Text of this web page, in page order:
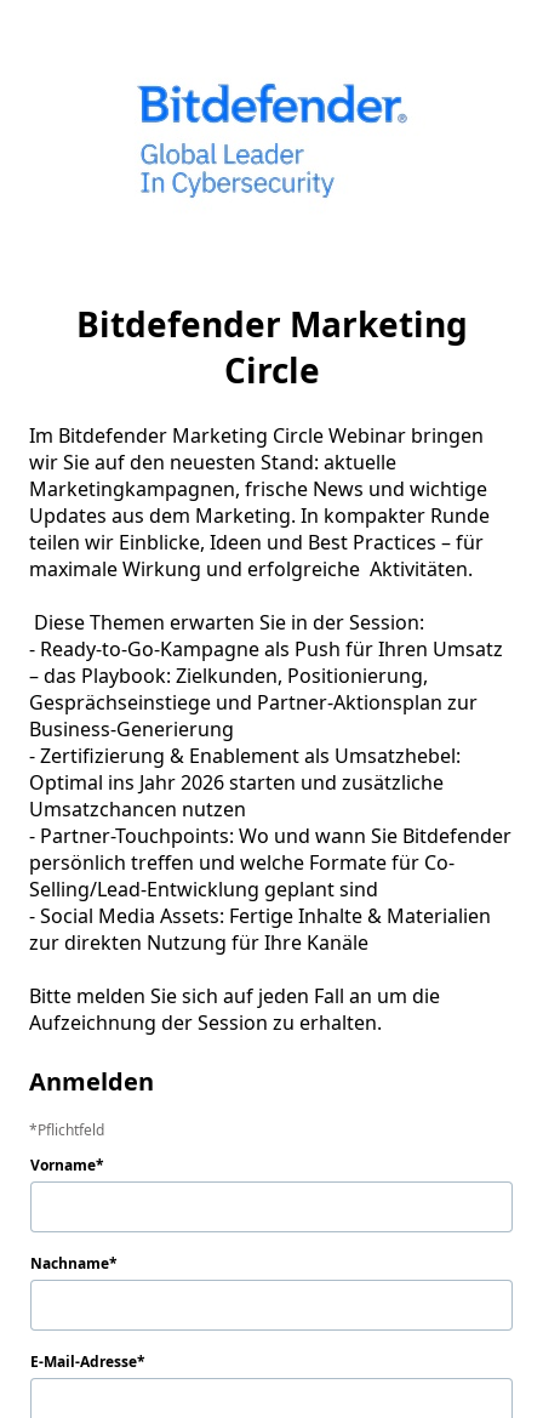
Bitdefender Marketing
Circle
Im Bitdefender Marketing Circle Webinar bringen
wir Sie auf den neuesten Stand: aktuelle
Marketingkampagnen, frische News und wichtige
Updates aus dem Marketing. In kompakter Runde
teilen wir Einblicke, Ideen und Best Practices – für
maximale Wirkung und erfolgreiche  Aktivitäten.
- Ready-to-Go-Kampagne als Push für Ihren Umsatz
– das Playbook: Zielkunden, Positionierung,
Gesprächseinstiege und Partner-Aktionsplan zur
Business-Generierung
- Zertifizierung & Enablement als Umsatzhebel:
Optimal ins Jahr 2026 starten und zusätzliche
Umsatzchancen nutzen
- Partner-Touchpoints: Wo und wann Sie Bitdefender
persönlich treffen und welche Formate für Co-
Selling/Lead-Entwicklung geplant sind
- Social Media Assets: Fertige Inhalte & Materialien
zur direkten Nutzung für Ihre Kanäle
Bitte melden Sie sich auf jeden Fall an um die
Aufzeichnung der Session zu erhalten.
Anmelden
Pflichtfeld
Vorname
Nachname
E-Mail-Adresse